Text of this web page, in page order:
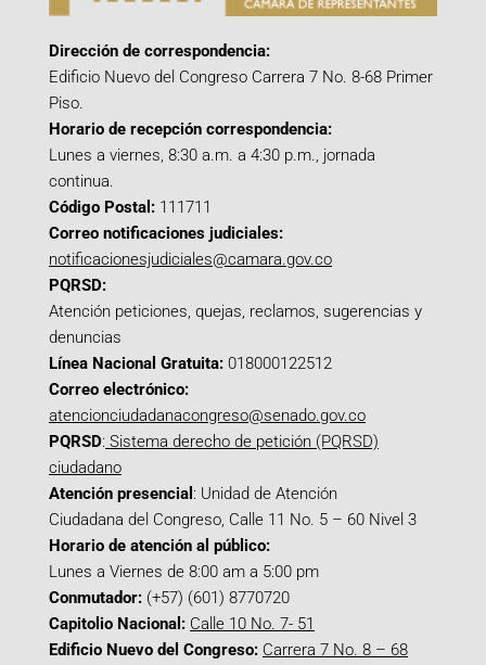
Dirección de correspondencia:
Edificio Nuevo del Congreso Carrera 7 No. 8-68 Primer
Piso.
Horario de recepción correspondencia:
Lunes a viernes, 8:30 a.m. a 4:30 p.m., jornada
continua.
Código Postal: 111711
Correo notificaciones judiciales:
notificacionesjudiciales@camara.gov.co
PQRSD:
Atención peticiones, quejas, reclamos, sugerencias y
denuncias
Línea Nacional Gratuita: 018000122512
Correo electrónico:
atencionciudadanacongreso@senado.gov.co
PQRSD: Sistema derecho de petición (PQRSD)
ciudadano
Atención presencial : Unidad de Atención
Ciudadana del Congreso, Calle 11 No. 5 – 60 Nivel 3
Horario de atención al público:
Lunes a Viernes de 8:00 am a 5:00 pm
Conmutador: (+57) (601) 8770720
Capitolio Nacional: Calle 10 No. 7- 51
Edificio Nuevo del Congreso: Carrera 7 No. 8 – 68